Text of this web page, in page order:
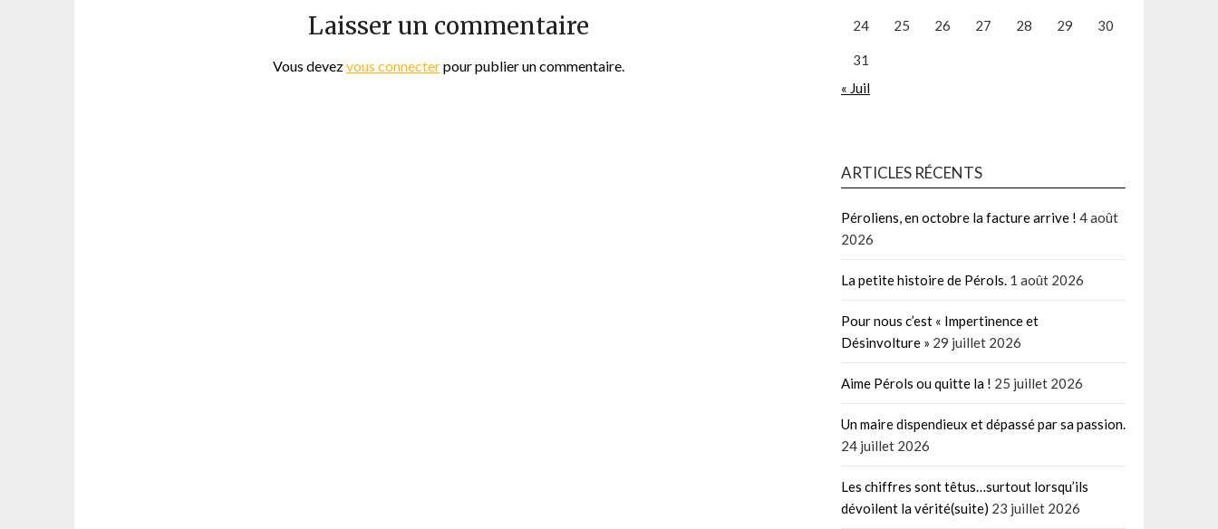
Laisser un commentaire
Vous devezvous connecterpour publier un commentaire.
24 25 26 27 28 29 30
31
« Juil
ARTICLES RÉCENTS
Péroliens, en octobre la facture arrive ! 4 août
2026
La petite histoire de Pérols. 1 août 2026
Pour nous c’est « Impertinence et
Désinvolture » 29 juillet 2026
Aime Pérols ou quitte la ! 25 juillet 2026
Un maire dispendieux et dépassé par sa passion.
24 juillet 2026
Les chiffres sont têtus…surtout lorsqu’ils
dévoilent la vérité(suite) 23 juillet 2026